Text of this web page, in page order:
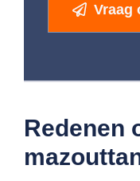
Vraag
Redenen